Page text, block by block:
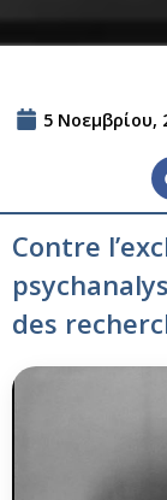
5 Νοεμβρίου,
Contre
des